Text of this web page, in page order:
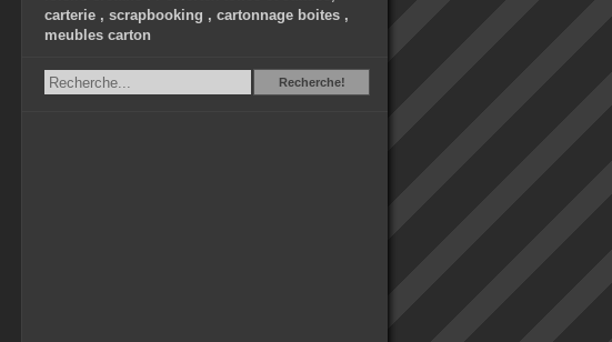
carterie , scrapbooking , cartonnage boites ,
meubles carton
RechercheRecherche!